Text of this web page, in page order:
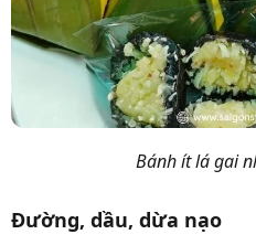
Bánh ít lá gai
Đường, dầu, dừa nạo